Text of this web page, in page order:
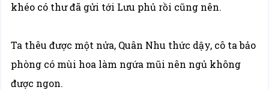
khéo có thư đã gửi tới Lưu phủ rồi cũng nên.
Ta thêu được một nửa, Quân Nhu thức dậy, cô ta bảo
phòng có mùi hoa làm ngứa mũi nên ngủ không
được ngon.